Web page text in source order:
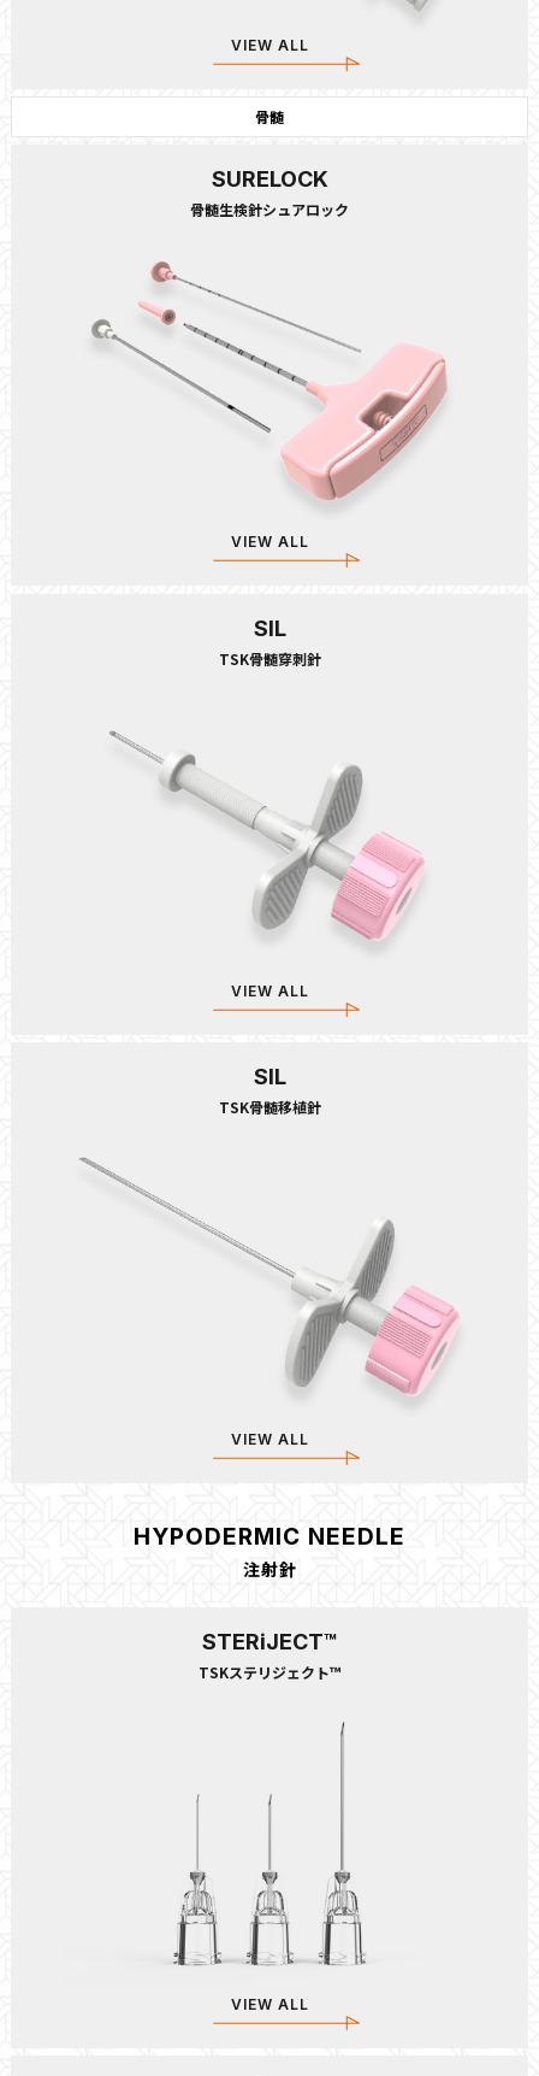
VIEW ALL
骨髄
SURELOCK
骨髄生検針シュアロック
VIEW ALL
SIL
TSK骨髄穿刺針
VIEW ALL
SIL
TSK骨髄移植針
VIEW ALL
HYPODERMIC NEEDLE
注射針
STERiJECT™
TSKステリジェクト™
VIEW ALL